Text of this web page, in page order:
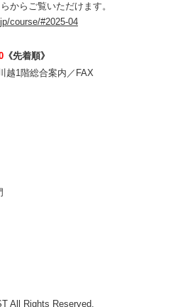
からご覧いただけます。
course/#2025-04
《先着順》
越1階総合案内／FAX
All Rights Reserved.